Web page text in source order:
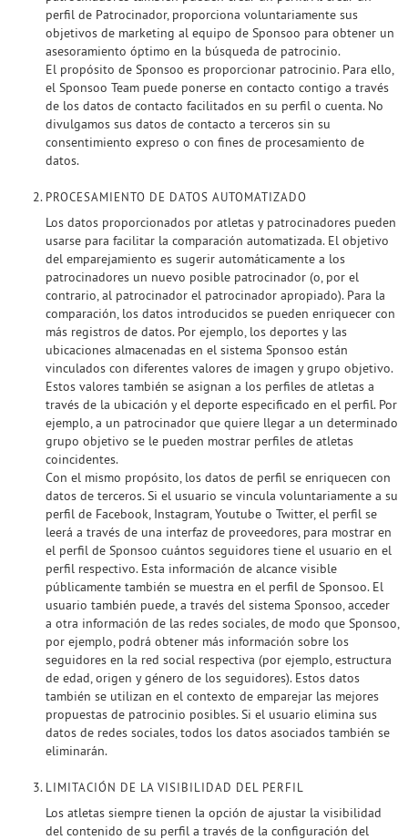
perfil de Patrocinador, proporciona voluntariamente sus
objetivos de marketing al equipo de Sponsoo para obtener un
asesoramiento óptimo en la búsqueda de patrocinio.
El propósito de Sponsoo es proporcionar patrocinio. Para ello,
el Sponsoo Team puede ponerse en contacto contigo a través
de los datos de contacto facilitados en su perfil o cuenta. No
divulgamos sus datos de contacto a terceros sin su
consentimiento expreso o con fines de procesamiento de
datos.
PROCESAMIENTO DE DATOS AUTOMATIZADO
Los datos proporcionados por atletas y patrocinadores pueden
usarse para facilitar la comparación automatizada. El objetivo
del emparejamiento es sugerir automáticamente a los
patrocinadores un nuevo posible patrocinador (o, por el
contrario, al patrocinador el patrocinador apropiado). Para la
comparación, los datos introducidos se pueden enriquecer con
más registros de datos. Por ejemplo, los deportes y las
ubicaciones almacenadas en el sistema Sponsoo están
vinculados con diferentes valores de imagen y grupo objetivo.
Estos valores también se asignan a los perfiles de atletas a
través de la ubicación y el deporte especificado en el perfil. Por
ejemplo, a un patrocinador que quiere llegar a un determinado
grupo objetivo se le pueden mostrar perfiles de atletas
coincidentes.
Con el mismo propósito, los datos de perfil se enriquecen con
datos de terceros. Si el usuario se vincula voluntariamente a su
perfil de Facebook, Instagram, Youtube o Twitter, el perfil se
leerá a través de una interfaz de proveedores, para mostrar en
el perfil de Sponsoo cuántos seguidores tiene el usuario en el
perfil respectivo. Esta información de alcance visible
públicamente también se muestra en el perfil de Sponsoo. El
usuario también puede, a través del sistema Sponsoo, acceder
a otra información de las redes sociales, de modo que Sponsoo,
por ejemplo, podrá obtener más información sobre los
seguidores en la red social respectiva (por ejemplo, estructura
de edad, origen y género de los seguidores). Estos datos
también se utilizan en el contexto de emparejar las mejores
propuestas de patrocinio posibles. Si el usuario elimina sus
datos de redes sociales, todos los datos asociados también se
eliminarán.
LIMITACIÓN DE LA VISIBILIDAD DEL PERFIL
Los atletas siempre tienen la opción de ajustar la visibilidad
del contenido de su perfil a través de la configuración del